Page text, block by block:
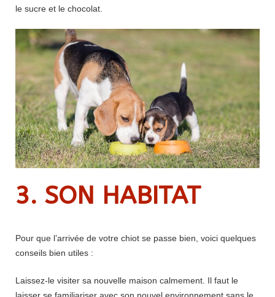
le sucre et le chocolat.
3. SON HABITAT
Pour que l’arrivée de votre chiot se passe bien, voici quelques
conseils bien utiles :
Laissez-le visiter sa nouvelle maison calmement. Il faut le
laisser se familiariser avec son nouvel environnement sans le